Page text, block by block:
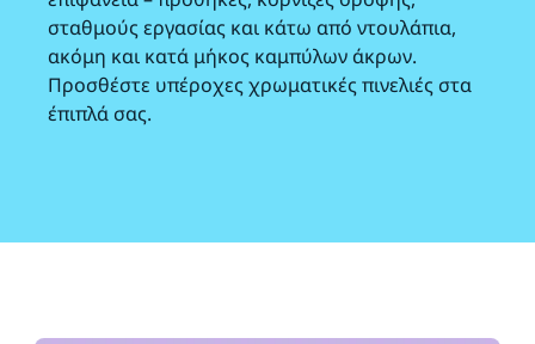
σταθμούς εργασίας και κάτω από ντουλάπια,
ακόμη και κατά μήκος καμπύλων άκρων.
Προσθέστε υπέροχες χρωματικές πινελιές στα
έπιπλά σας.